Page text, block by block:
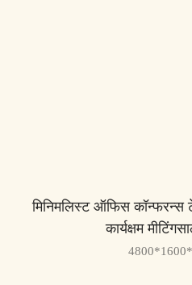
मिनिमलिस्ट ऑफिस कॉन्फरन्स
कार्यक्षम